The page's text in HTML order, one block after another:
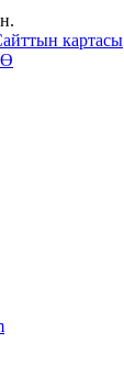
картасы